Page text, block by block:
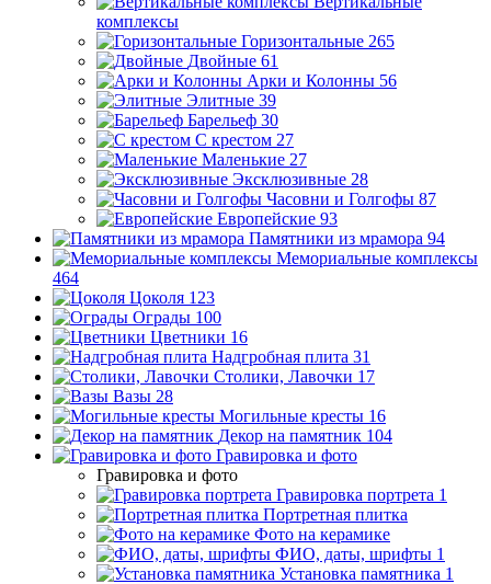
комплексы
Горизонтальные 265
Двойные 61
Арки и Колонны 56
Элитные 39
Барельеф 30
С крестом 27
Маленькие 27
Эксклюзивные 28
Часовни и Голгофы 87
Европейские 93
Памятники из мрамора 94
Мемориальные комплексы
464
Цоколя 123
Ограды 100
Цветники 16
Надгробная плита 31
Столики, Лавочки 17
Вазы 28
Могильные кресты 16
Декор на памятник 104
Гравировка и фото
Гравировка и фото
Гравировка портрета 1
Портретная плитка
Фото на керамике
ФИО, даты, шрифты 1
Установка памятника 1